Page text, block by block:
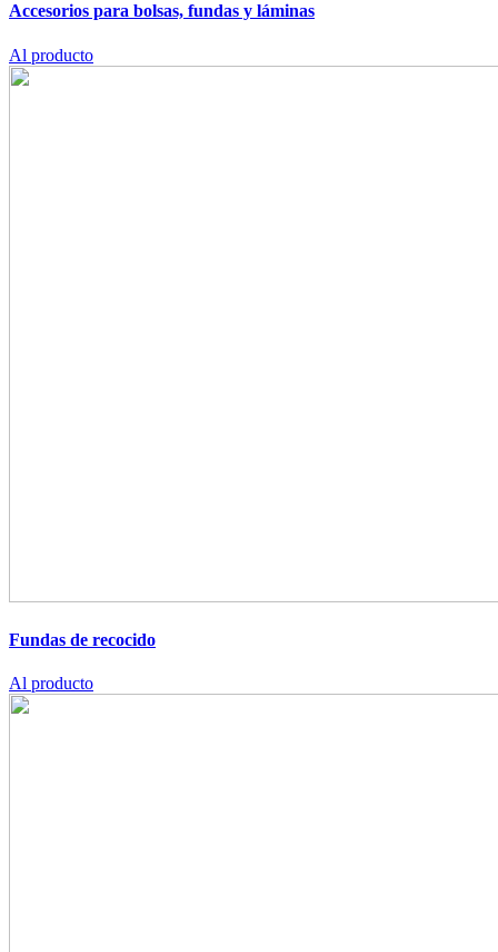
Accesorios para bolsas, fundas y láminas
Al producto
Fundas de recocido
Al producto